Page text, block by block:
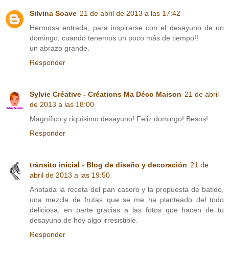
Silvina Soave 21 de abril de 2013 a las 17:42
Hermosa entrada, para inspirarse con el desayuno de un
domingo, cuando tenemos un poco más de tiempo!!
un abrazo grande.
Responder
Sylvie Créative - Créations Ma Déco Maison 21 de abril
de 2013 a las 18:00
Magnífico y riquísimo desayuno! Feliz domingo! Besos!
Responder
tránsito inicial - Blog de diseño y decoración 21 de
abril de 2013 a las 19:50
Anotada la receta del pan casero y la propuesta de batido,
una mezcla de frutas que se me ha planteado del todo
deliciosa, en parte gracias a las fotos que hacen de tu
desayuno de hoy algo irresistible.
Responder